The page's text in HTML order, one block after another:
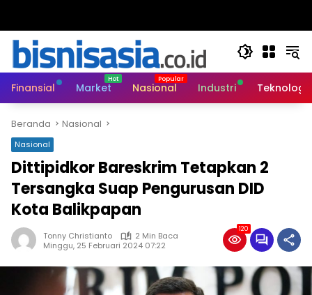
Finansial Market Nasional Industri Teknologi
Beranda Nasional
Nasional
Dittipidkor Bareskrim Tetapkan 2
Tersangka Suap Pengurusan DID
Kota Balikpapan
Tonny Christianto
2 Min Baca
Minggu, 25 Februari 2024 07:22
120